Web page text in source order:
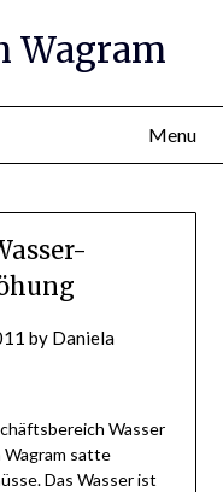
Wagram
Menu
by Daniela
Wasser
Wagram satte
Das Wasser ist